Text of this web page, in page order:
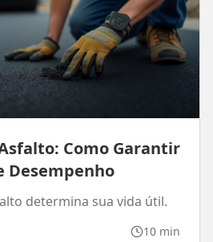
Como Garantir
Desempenho
determina sua vida útil.
10 min